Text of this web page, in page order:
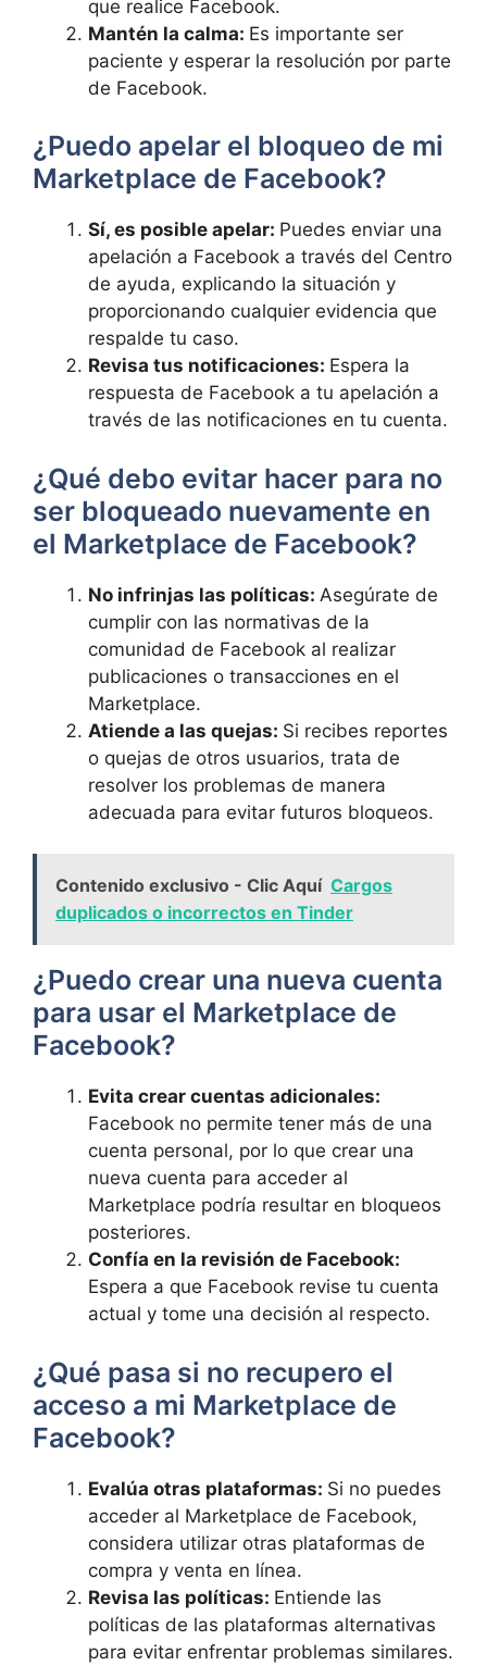
que realice Facebook.
Mantén la ‍calma: Es importante ser⁢
paciente y esperar la ‌resolución por parte
de‌ Facebook.
¿Puedo apelar ‌el‍ bloqueo de mi
Marketplace ​de Facebook?
Sí, es posible apelar: Puedes⁤ enviar ⁤una
apelación a Facebook‌ a través del ​Centro
de ayuda, explicando la ⁣situación y
proporcionando cualquier ⁢evidencia‍ que ​
respalde tu caso.
Revisa tus notificaciones: Espera⁤ la
respuesta ‍de Facebook a tu apelación a⁣
través de ⁢las notificaciones⁤ en tu cuenta.
¿Qué debo evitar ⁣hacer​ para no
ser⁣ bloqueado nuevamente en
el ‌Marketplace ⁢de ‍Facebook?
No infrinjas las políticas:​ Asegúrate ‌de
⁤cumplir con las normativas de la
comunidad ⁤de Facebook al realizar
‍publicaciones o transacciones en el ​
Marketplace.
Atiende‍ a⁢ las quejas: Si ⁤recibes reportes
o quejas de otros⁤ usuarios, trata⁤ de
resolver los ​problemas de​ manera⁢
adecuada para evitar futuros bloqueos.
Contenido exclusivo - Clic Aquí Cargos
duplicados o incorrectos en Tinder
¿Puedo​ crear una ⁤nueva cuenta
⁣para usar el Marketplace de ​
Facebook?
Evita crear ⁢cuentas adicionales:
Facebook ​no permite ​tener más de una
cuenta personal,⁢ por ‌lo ​que⁤ crear una
nueva ⁤cuenta ​para acceder al‌
Marketplace‍ podría⁢ resultar en bloqueos⁣
posteriores.
Confía‌ en la revisión de ⁢Facebook:⁢
Espera‌ a ‍que Facebook revise tu cuenta
actual y ‌tome una decisión al ⁤respecto.
¿Qué pasa⁣ si no‌ recupero‌ el
acceso a mi⁤ Marketplace de‌
Facebook?
Evalúa otras ​plataformas: Si no‌ puedes
acceder al⁢ Marketplace de​ Facebook,‌
considera utilizar ⁤otras plataformas de
⁢compra y venta ⁢en ⁣línea.
Revisa las políticas: Entiende las
políticas de las ‌plataformas alternativas
‌para evitar enfrentar problemas similares.